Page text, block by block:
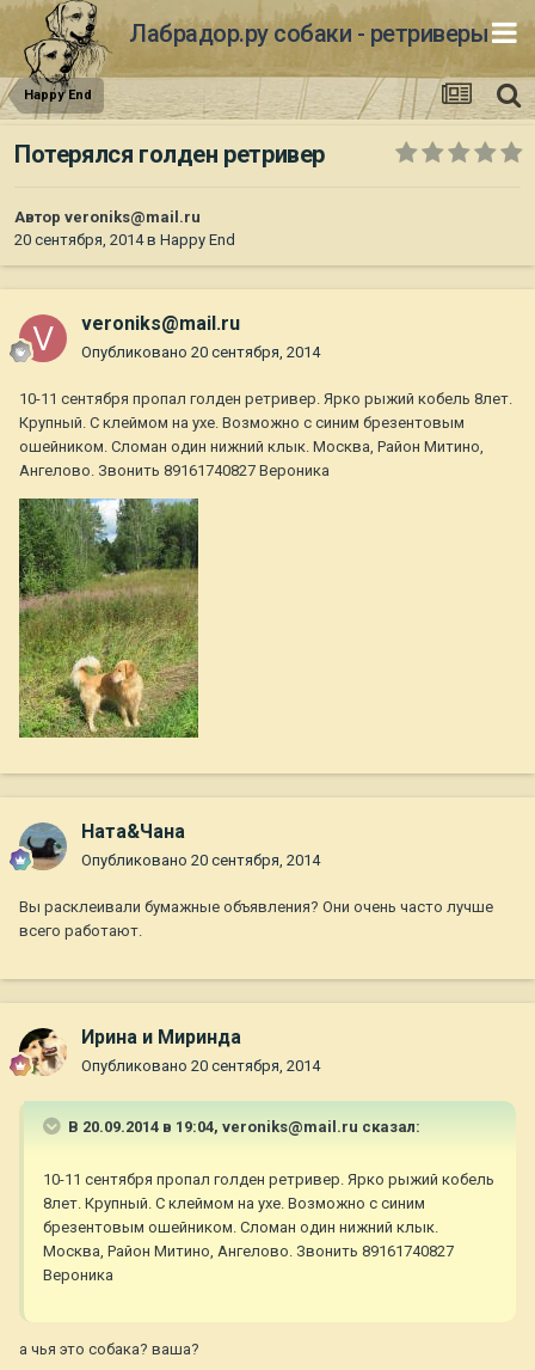
Лабрадор.ру собаки - ретриверы
Happy End
Потерялся голден ретривер
Автор veroniks@mail.ru
20 сентября, 2014в Happy End
veroniks@mail.ru
Опубликовано 20 сентября, 2014
10-11 сентября пропал голден ретривер. Ярко рыжий кобель 8лет.
Крупный. С клеймом на ухе. Возможно с синим брезентовым
ошейником. Сломан один нижний клык. Москва, Район Митино,
Ангелово. Звонить 89161740827 Вероника
Ната&Чана
Опубликовано 20 сентября, 2014
Вы расклеивали бумажные объявления? Они очень часто лучше
всего работают.
Ирина и Миринда
Опубликовано 20 сентября, 2014
В 20.09.2014 в 19:04, veroniks@mail.ru сказал:
10-11 сентября пропал голден ретривер. Ярко рыжий кобель
8лет. Крупный. С клеймом на ухе. Возможно с синим
брезентовым ошейником. Сломан один нижний клык.
Москва, Район Митино, Ангелово. Звонить 89161740827
Вероника
а чья это собака? ваша?